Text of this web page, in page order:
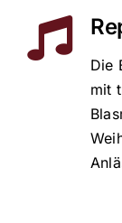
Die
mit